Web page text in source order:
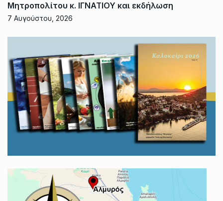
Μητροπολίτου κ. ΙΓΝΑΤΙΟΥ και εκδήλωση
7 Αυγούστου, 2026